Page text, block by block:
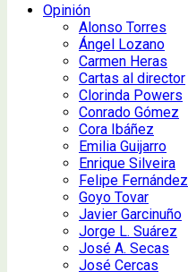
Opinión
Alonso Torres
Ángel Lozano
Carmen Heras
Cartas al director
Clorinda Powers
Conrado Gómez
Cora Ibáñez
Emilia Guijarro
Enrique Silveira
Felipe Fernández
Goyo Tovar
Javier Garcinuño
Jorge L. Suárez
José A. Secas
José Cercas